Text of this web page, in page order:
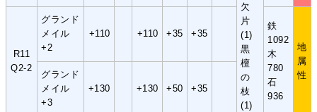
欠
片
(1)
黒
檀
の
枝
(1)
R11
Q2-2
グランド
メイル
+2
+110 +110 +35 +35
鉄
1092
木
780
石
936
地
属
性
グランド
メイル
+3
+130 +130 +50 +35